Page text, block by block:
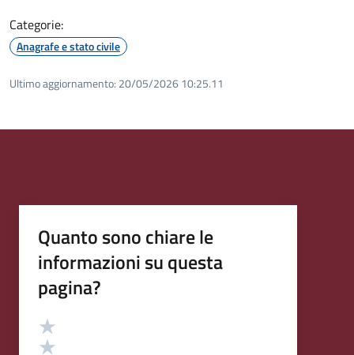
Categorie:
Anagrafe e stato civile
Ultimo aggiornamento: 20/05/2026 10:25.11
Quanto sono chiare le
informazioni su questa
pagina?
Valutazione